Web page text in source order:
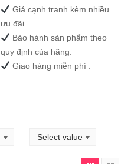
Giá cạnh tranh kèm nhiều
ưu đãi.
Bảo hành sản phẩm theo
quy định của hãng.
Giao hàng miễn phí .